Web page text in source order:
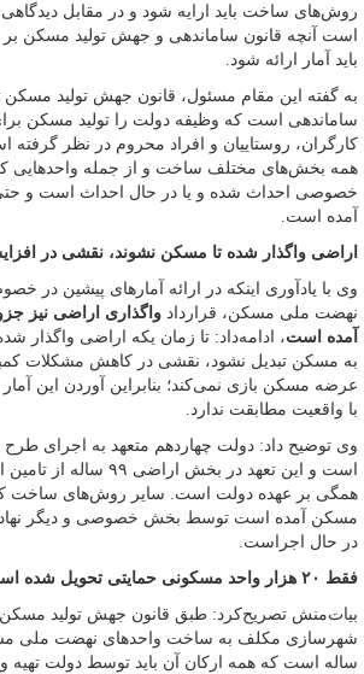
روش‌های ساخت باید ارایه شود و در مقابل دیدگاهی
است آنچه قانون ساماندهی و جهش تولید مسکن بر
باید آمار ارائه شود.
به گفته این مقام مسئول، قانون جهش تولید مسکن
ساماندهی است که وظیفه دولت را تولید مسکن
کارگران، روستاییان و افراد محروم در نظر گرفته
همه بخش‌های مختلف ساخت و از جمله
خصوصی احداث شده و یا در حال احداث است و حتی
آمده است.
اراضی واگذار شده تا مسکن نشوند، نقشی در
وی با یادآوری اینکه در ارائه آمارهای پیشین در
نهضت ملی مسکن، قرارداد واگذاری اراضی نیز
آمده است، ادامه‌داد: تا زمان یکه اراضی واگذار
به مسکن تبدیل نشود، نقشی در کاهش مشکلات
عرضه مسکن بازی نمی‌کند؛ بنابراین آوردن این
با واقعیت مطابقت ندارد.
وی توضیح داد: دولت چهاردهم متعهد به اجرای
است و این تعهد در بخش
همگی بر عهده دولت است. سایر روش‌های ساخت
مسکن آمده است توسط بخش خصوصی و دیگر
در حال اجراست.
فقط ۲۰ هزار واحد مسکونی حمایتی تحویل شده است
بیات‌منش تصریح‌کرد: طبق قانون جهش تولید
ساله است که همه ارکان آن باید توسط دولت تهیه